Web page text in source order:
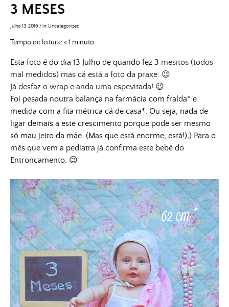
3 MESES
Julho 13, 2016 /in: Uncategorized
Tempo de leitura:< 1 minuto
Esta foto é do dia 13 Julho de quando fez 3 mesitos (todos
mal medidos) mas cá está a foto da praxe. 😉
Já desfaz o wrap e anda uma espevitada! 😉
Foi pesada noutra balança na farmácia com fralda* e
medida com a fita métrica cá de casa*. Ou seja, nada de
ligar demais a este crescimento porque pode ser mesmo
só mau jeito da mãe. (Mas que está enorme, está!);) Para o
mês que vem a pediatra já confirma este bebé do
Entroncamento. 😉